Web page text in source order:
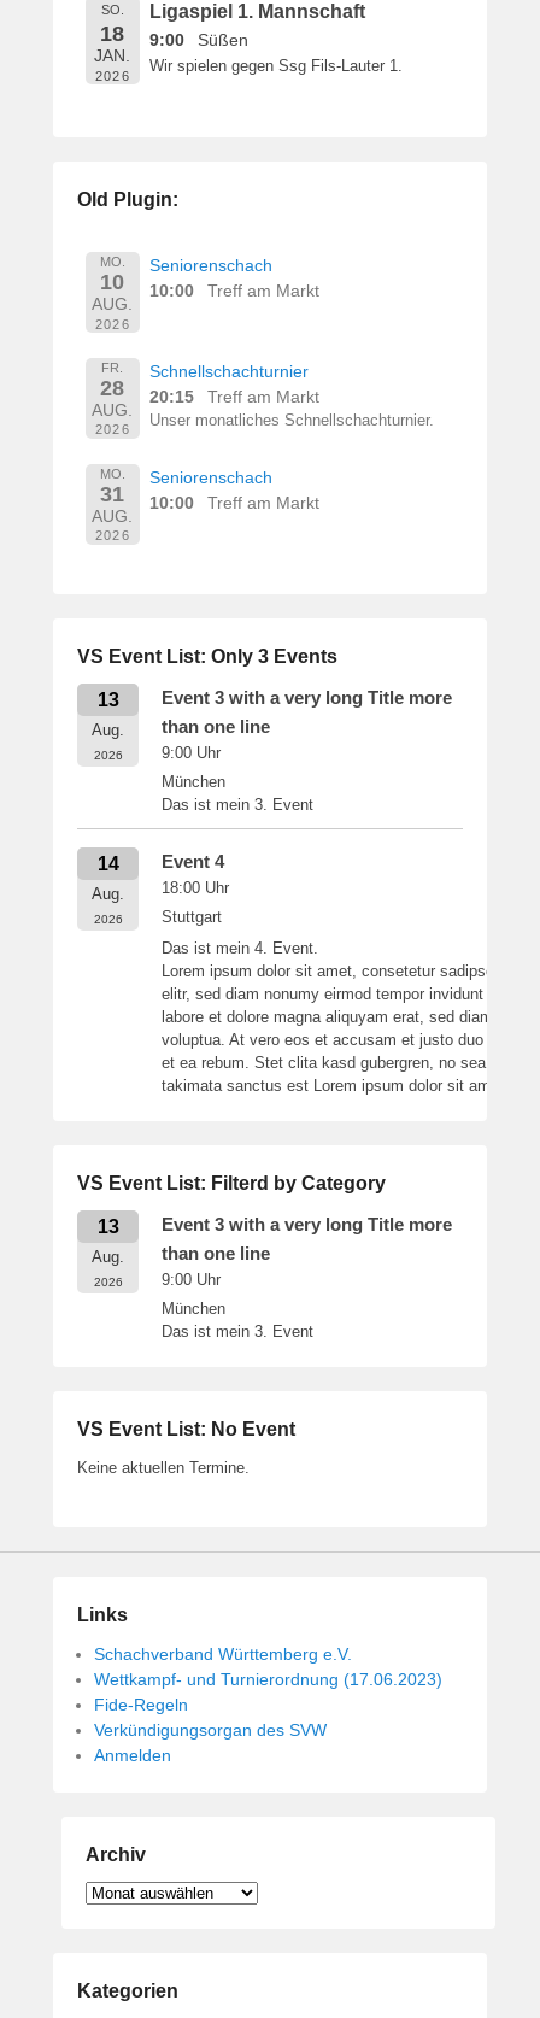
e
SO.
18
JAN.
2026
Ligaspiel 1. Mannschaft
9:00 Süßen
Wir spielen gegen Ssg Fils-Lauter 1.
Old Plugin:
MO.
10
AUG.
2026
Seniorenschach
10:00
Treff am Markt
FR.
28
AUG.
2026
Schnellschachturnier
20:15
Treff am Markt
Unser monatliches Schnellschachturnier.
MO.
31
AUG.
2026
Seniorenschach
10:00
Treff am Markt
VS Event List: Only 3 Events
13
Aug.
2026
Event 3 with a very long Title more
than one line
9:00 Uhr
München
Das ist mein 3. Event
14
Aug.
2026
Event 4
18:00 Uhr
Stuttgart
Das ist mein 4. Event.
Lorem ipsum dolor sit amet, consetetur sadipscing
elitr, sed diam nonumy eirmod tempor invidunt ut
labore et dolore magna aliquyam erat, sed diam
voluptua. At vero eos et accusam et justo duo dolores
et ea rebum. Stet clita kasd gubergren, no sea
takimata sanctus est Lorem ipsum dolor sit amet.
VS Event List: Filterd by Category
13
Aug.
2026
Event 3 with a very long Title more
than one line
9:00 Uhr
München
Das ist mein 3. Event
VS Event List: No Event
Keine aktuellen Termine.
Links
Schachverband Württemberg e.V.
Wettkampf- und Turnierordnung (17.06.2023)
Fide-Regeln
Verkündigungsorgan des SVW
Anmelden
Archiv
Archiv
Kategorien